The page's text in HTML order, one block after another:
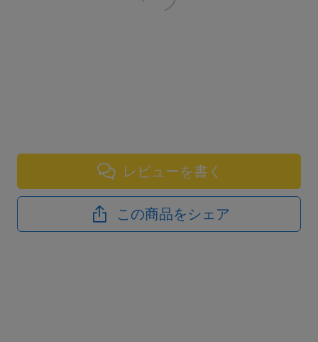
レビューを書く
この商品をシェア